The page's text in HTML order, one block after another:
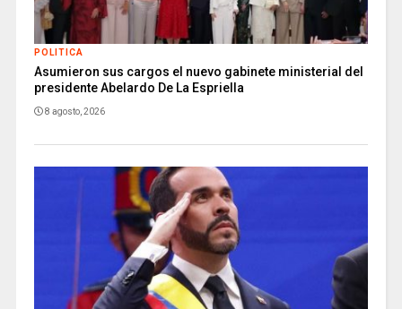
POLITICA
Asumieron sus cargos el nuevo gabinete ministerial del
presidente Abelardo De La Espriella
8 agosto, 2026